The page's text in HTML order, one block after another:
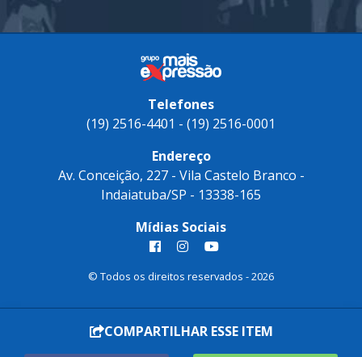
Telefones
Endereço
Av. Conceição, 227 - Vila Castelo Branco -
Mídias Sociais
COMPARTILHAR ESSE ITEM